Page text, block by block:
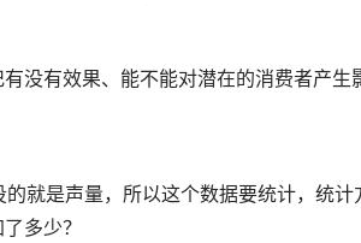
没有效果、能不能对潜在的消费者产生
就是声量，所以这个数据要统计，统
多少？